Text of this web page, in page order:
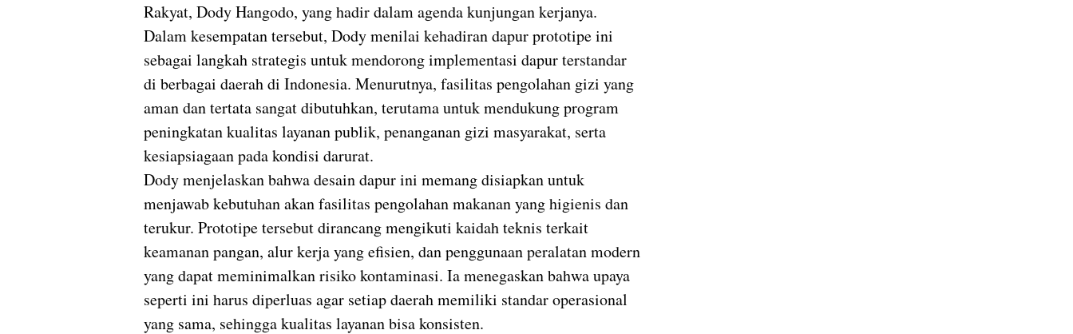
Rakyat, Dody Hangodo, yang hadir dalam agenda kunjungan kerjanya.
Dalam kesempatan tersebut, Dody menilai kehadiran dapur prototipe ini
sebagai langkah strategis untuk mendorong implementasi dapur terstandar
di berbagai daerah di Indonesia. Menurutnya, fasilitas pengolahan gizi yang
aman dan tertata sangat dibutuhkan, terutama untuk mendukung program
peningkatan kualitas layanan publik, penanganan gizi masyarakat, serta
kesiapsiagaan pada kondisi darurat.
Dody menjelaskan bahwa desain dapur ini memang disiapkan untuk
menjawab kebutuhan akan fasilitas pengolahan makanan yang higienis dan
terukur. Prototipe tersebut dirancang mengikuti kaidah teknis terkait
keamanan pangan, alur kerja yang efisien, dan penggunaan peralatan modern
yang dapat meminimalkan risiko kontaminasi. Ia menegaskan bahwa upaya
seperti ini harus diperluas agar setiap daerah memiliki standar operasional
yang sama, sehingga kualitas layanan bisa konsisten.